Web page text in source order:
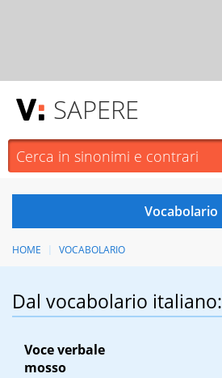
SAPERE
HOME VOCABOLARIO
Dal vocabolario italiano:
Voce verbale
mosso